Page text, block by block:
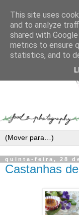
quinta-feira, 28
Castanhas
This site uses
and to analyze
shared with
metrics to ensure
statistics, and to